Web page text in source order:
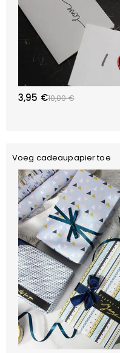
3,95 €10,00 €
Voeg cadeaupapier toe